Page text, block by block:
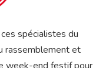
spécialistes du
rassemblement et